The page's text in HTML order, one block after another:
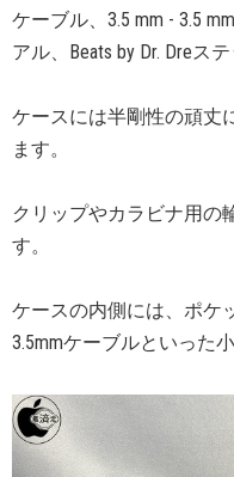
ケーブル、3.5 mm - 3.5
アル、Beats by Dr. Dreス
ケースには半剛性の頑丈
ます。
クリップやカラビナ用の
す。
ケースの内側には、ポケ
3.5mmケーブルといった